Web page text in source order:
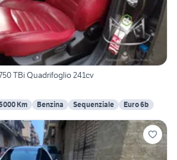
TBi Quadrifoglio 241cv
Km Benzina Sequenziale Euro 6b